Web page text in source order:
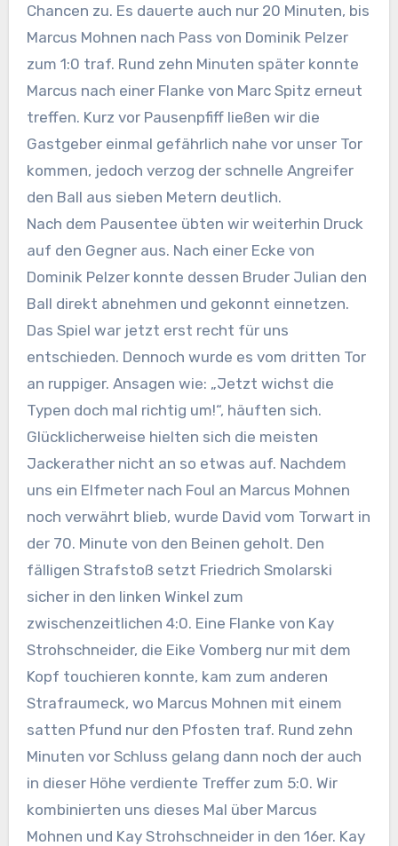
Chancen zu. Es dauerte auch nur 20 Minuten, bis
Marcus Mohnen nach Pass von Dominik Pelzer
zum 1:0 traf. Rund zehn Minuten später konnte
Marcus nach einer Flanke von Marc Spitz erneut
treffen. Kurz vor Pausenpfiff ließen wir die
Gastgeber einmal gefährlich nahe vor unser Tor
kommen, jedoch verzog der schnelle Angreifer
den Ball aus sieben Metern deutlich.
Nach dem Pausentee übten wir weiterhin Druck
auf den Gegner aus. Nach einer Ecke von
Dominik Pelzer konnte dessen Bruder Julian den
Ball direkt abnehmen und gekonnt einnetzen.
Das Spiel war jetzt erst recht für uns
entschieden. Dennoch wurde es vom dritten Tor
an ruppiger. Ansagen wie: „Jetzt wichst die
Typen doch mal richtig um!“, häuften sich.
Glücklicherweise hielten sich die meisten
Jackerather nicht an so etwas auf. Nachdem
uns ein Elfmeter nach Foul an Marcus Mohnen
noch verwährt blieb, wurde David vom Torwart in
der 70. Minute von den Beinen geholt. Den
fälligen Strafstoß setzt Friedrich Smolarski
sicher in den linken Winkel zum
zwischenzeitlichen 4:0. Eine Flanke von Kay
Strohschneider, die Eike Vomberg nur mit dem
Kopf touchieren konnte, kam zum anderen
Strafraumeck, wo Marcus Mohnen mit einem
satten Pfund nur den Pfosten traf. Rund zehn
Minuten vor Schluss gelang dann noch der auch
in dieser Höhe verdiente Treffer zum 5:0. Wir
kombinierten uns dieses Mal über Marcus
Mohnen und Kay Strohschneider in den 16er. Kay